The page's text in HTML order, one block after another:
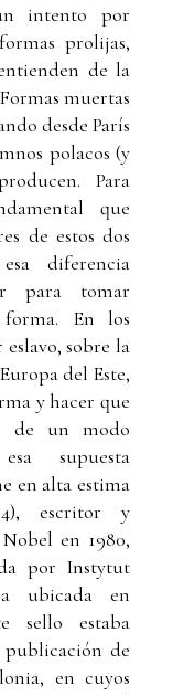
intento por
prolijas,
de la
muertas
desde París
polacos (y
Para
que
de estos dos
diferencia
para tomar
En los
sobre la
del Este,
y hacer que
de un modo
supuesta
en alta estima
escritor y
en 1980,
por Instytut
ubicada en
sello estaba
de
en cuyos